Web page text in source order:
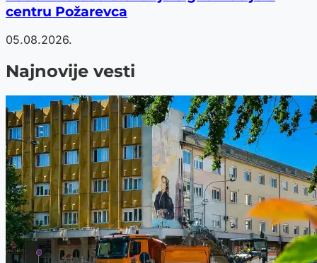
centru Požarevca
05.08.2026.
Najnovije vesti